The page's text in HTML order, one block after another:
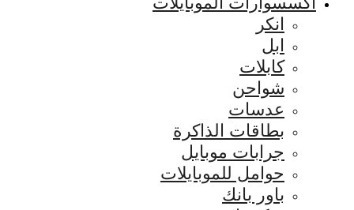
انكر
ابل
كابلات
شواحن
عدسات
بطاقات الذاكرة
جرابات موبايل
حوامل للموبايلات
باور بانك